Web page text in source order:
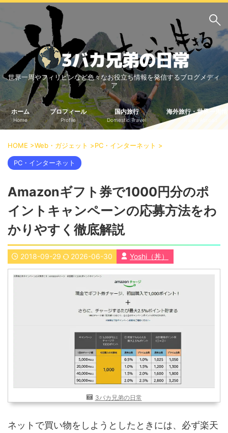
サイト内検索
3バカ兄弟のブログ
三男：増田っちのブロ
グ
次男：タクジのブログ
長男：Yoshiのブログ
ビジネス・ライフハック
車関係
国内旅行
中部
中国・四国
北海道・東北
近畿
世界一周ブログ
アフリカ
中東
スマホ・タブレット
PC・インターネット
AND OR
世界一周やフィリピンなど色々なお役立ち情報を発信するブログメディ
ア
ホーム
Home
プロフィール
Profile
国内旅行
Domestic Travel
海外旅行・世界一周
HOME >Web・ガジェット >PC・インターネット >
PC・インターネット
Amazonギフト券で1000円分のポ
イントキャンペーンの応募方法をわ
かりやすく徹底解説
2018-09-29 2026-06-30 Yoshi（丼）
3バカ兄弟の日常
ネットで買い物をしようとしたときには、必ず楽天